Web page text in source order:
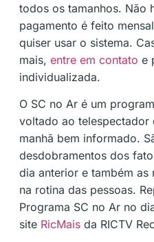
todos os tamanhos. Não
pagamento é feito
quiser usar o sistema.
mais, entre em contato e
individualizada.
O SC no Ar é um
voltado ao telespectador
manhã bem informado.
desdobramentos dos
dia anterior e também as
na rotina das pessoas.
Programa SC no Ar no
site RicMais da RICTV